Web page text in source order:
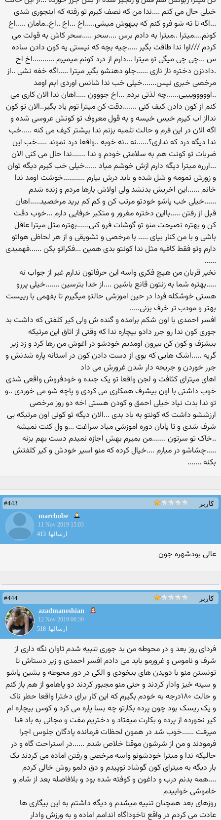
خیلی حال می کنم ....ندا من که نصف کیرم تو رفته که اینجوری شدی
...اگه تا ته شو فرو کنم که بیهوش میشی.....اخ ...اخ ..اخ..مامان .....اخ
کونم....میترا ..میترا به دادم برس ....سحر .....سحر کاش به قولت می
کردم ///اوا ندا طاقت بگیر .....چیه بچه که نیستی یه کون دادن ساده
س ...چی چی میگی تو میترا ...دارم از درد کونم میمیرم ...........اخ اخ
.دادنزن دختره ناز نازی ......جلو دهنشو بگیر میترا .....اگه خفه نشی ..از
مرخصی خبری نیس.......خیلی خب ندا شانس اوردی ابم اومد
..اووووویییی......چه لذتی بردم ...اخ جووون .....اهان ندا الان کاری می
کنم از کون دادن کیف کنی .......دقت کن میترا توم یاد بگیر..الان تو کون
ندااز اب کیرم خیس خیسه و به قول معروف تو کونش عروسی شده و
اگه الان در این فرم و حالت تلمبه بزنم ندا بیشتر کیف می کنه .....خب
ندا دیگه درد که نداری؟......نه ..نه خوبه ..واقعا درد نموند .....خب این
ضربات تو کونت هم به سلامتی خودم و ندا .......ندا حال می کنی الان
...اررره میترا دیگه دارم ازش خوشم میاد ......خیلی خب کیرم دیگه توان
و زورش تمومه و شل شده و باید درش بیارم ...........خوشت اومد ندا
خانم ......این اخریش بدنشد ولی اولاش بارها مردم و زنده شدم
......خیلی خب پاشو خودتو مرتب کن و کم کم برید مرخصید.....اهان
قبل از رفتن .....بااین دختره مغرور و متکبر خرفایی دارم ...خوب دقت
کن و بهتره نصیحت منو تو گوشات فرو کنی......بهتره مثل میترا عاقل
باشی و با من کنار بیای ..... با مرخصی و تشویقی و از هر لحاظی هواتو
دارم وتو فقط کافیه مثل ندا کونتو بدی همین ...فکراتو بکن ......فهمیدی
......
نخیر قربان من هیچ فکری واسه این حرفاتون ندارم غیر از جواب نه
.....بهتره شما به زنتون قانع باشین ....از خدا بترسین .......خیلی پررو
هستی خوشکله فردا در حین اموزشی حالتو میگیرم تا بفهمی با رییست
بهتر و مودب تر خرف بزنی.....
افسر احمدی با اون شکم برامده و گنده ش ولی کیر کلفتی که داشت بد
جوری کون ندا رو جرر دادو بیچاره ندا که وقتی از اتاق این مرتیکه
بیشزف و کون کن بیرون اومدیم خودشو در اغوش من رها کرد و زد زیر
گریه .....اشک هایی که بوی از دست دادن کون در استانه پاره شدنش و
جرر خوردن و جریحه دار شدن غرورش می داد
اهای میترای کثافت و لجن واقعا تو یک جنده و خودفروش واقعی شدی
خوب داشتی با اون بیشرف همکاری می کردی و پاچه شو می خوردی ..و
تو ندا بدت نیاد خیلی احمق و کودن هستی اخه دو روز مرخصی
ارزششو داشت که کونتو به باد بدی ...الان دیگه تو کونی اون مرتیکه بی
شرف شدی و تا پایان دوره اموزشی میاد سراغت ...و ول کنت نمیشه
..خاک تو سرتون .......من بمیرم بهش اجازه نمیدم دست بهم بزنه
.....چشاشو در میارم ....خیال کرده که منو اسیر خودش و کیر کلفتش
بکنه .......
کاربر
#443
marchobe
11 Nov 2019 15:03
ارسالها: 413
عالی بودشهره جون
کاربر
#444
azadmaneshian
12 Nov 2019 06:39
ارسالها: 518
فردای روز بعد و در محوطه من بد جوری تنبیه شدم تاوان نگه داری از
شرف و ناموس و غرورمو باید می دادم افسر احمدی و زیر دستاش تا
تونستن منو با دویدن های بیخودی و الکی در دور محوطه و بشین پاشو
و سینه خیز وادار کردند و حتی منو مجبور کردند دو پاهامو از هم باز کنم
و حالت ۱۸۰درجه به خودم بگیرم که این کار برای دخترا واقعا حطر ناک
و یک ریسک بود چون پرده بکارتو چه بسا پاره می کرد و کوس بیچاره ام
کیر نخورده از پرده و بکارت میفتاد و دختریم مفت و مجانی به باد فنا
میرفت ......خوب شد در همون لحظات فرمانده پادگان جلوس اجرا
فرمودند و من از شرشون موقتا خلاص شدم ......در استراحت گاه و در
حالیکه ندا و میترا خودشونو واسه مرخصی و رفتن اماده می کردند یک
بار دیگه به میترای کون گوشاد توپیدم و دق دلمو روش خالی کردم
....همه بدنم درب و داغون و کوفته شده بود و بلافاصله بعد از شام و
خاموشی خوابیدم
روزهای بعد همچنان تنبیه میشدم و دیگه داشتم به این بیگاری ها
عادت می کردم در واقع ناخوداگاه اندامم اماده و به ورزش وادار